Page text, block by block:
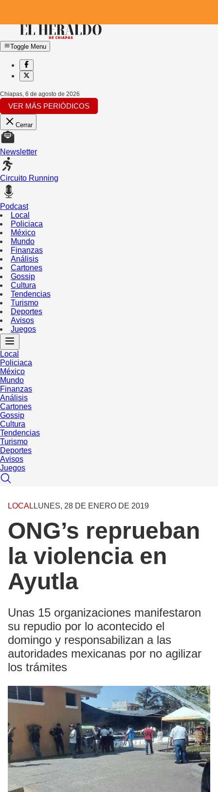
Toggle Menu
Chiapas, 6 de agosto de 2026
VER MÁS PERIÓDICOS
Cerrar
Newsletter
Circuito Running
Podcast
Local
Policiaca
México
Mundo
Finanzas
Análisis
Cartones
Gossip
Cultura
Tendencias
Turismo
Deportes
Avisos
Juegos
Local
Policiaca
México
Mundo
Finanzas
Análisis
Cartones
Gossip
Cultura
Tendencias
Turismo
Deportes
Avisos
Juegos
LOCAL LUNES, 28 DE ENERO DE 2019
ONG’s reprueban
la violencia en
Ayutla
Unas 15 organizaciones manifestaron
su repudio por lo acontecido el
domingo y responsabilizan a las
autoridades mexicanas por no agilizar
los trámites